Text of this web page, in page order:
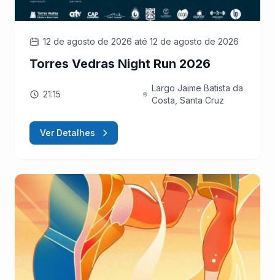
12 de agosto de 2026 até 12 de agosto de 2026
Torres Vedras Night Run 2026
21:15
Largo Jaime Batista da
Costa, Santa Cruz
Ver Detalhes